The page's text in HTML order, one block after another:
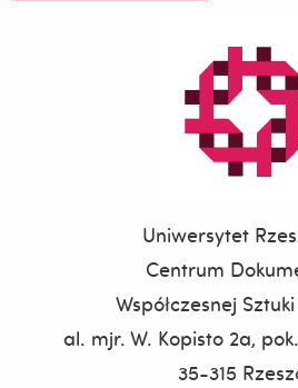
Uniwersytet
Centrum
Współczesnej
al. mjr. W. Kopisto 2a,
35-315